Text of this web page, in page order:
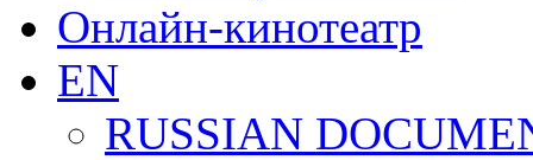
Онлайн-кинотеатр
EN
RUSSIAN